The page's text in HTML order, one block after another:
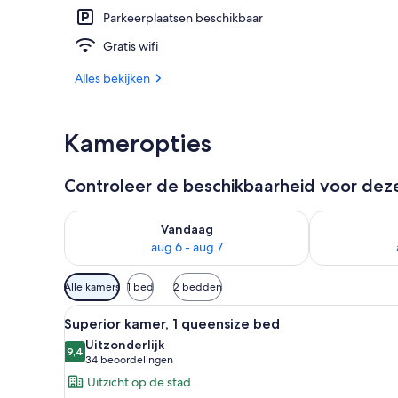
Parkeerplaatsen beschikbaar
Gratis wifi
Alles bekijken
Kameropties
Controleer de beschikbaarheid voor
Vandaag
aug 6 - aug 7
De beschikbaarheid controleren voor vanavond aug
De
Beschikbare
filters
voor
kamers
Alle kamers 1 bed 2 bedden
Alle
foto's
voor
Superior
Een hotelkamer met een
7
Superior kamer, 1 queensize bed
9,49,4 van 10
Uitzonderlijk
34 beoordelingen
(34
beoordelingen)
Uitzicht op de stad